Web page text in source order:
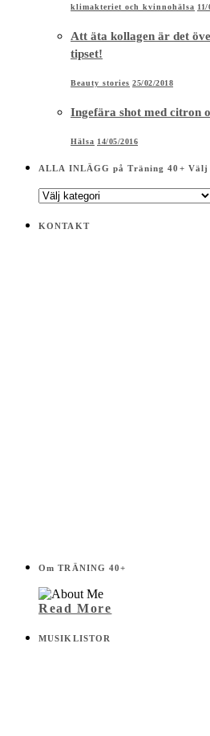
klimakteriet och kvinnohälsa
Att äta kollagen är det
tipset!
Beauty stories 25/02/2018
Ingefära shot med citron
Hälsa 14/05/2016
ALLA INLÄGG på Träning 40+
ALLA
på
KONTAKT
Om TRÄNING 40+
Read More
MUSIKLISTOR